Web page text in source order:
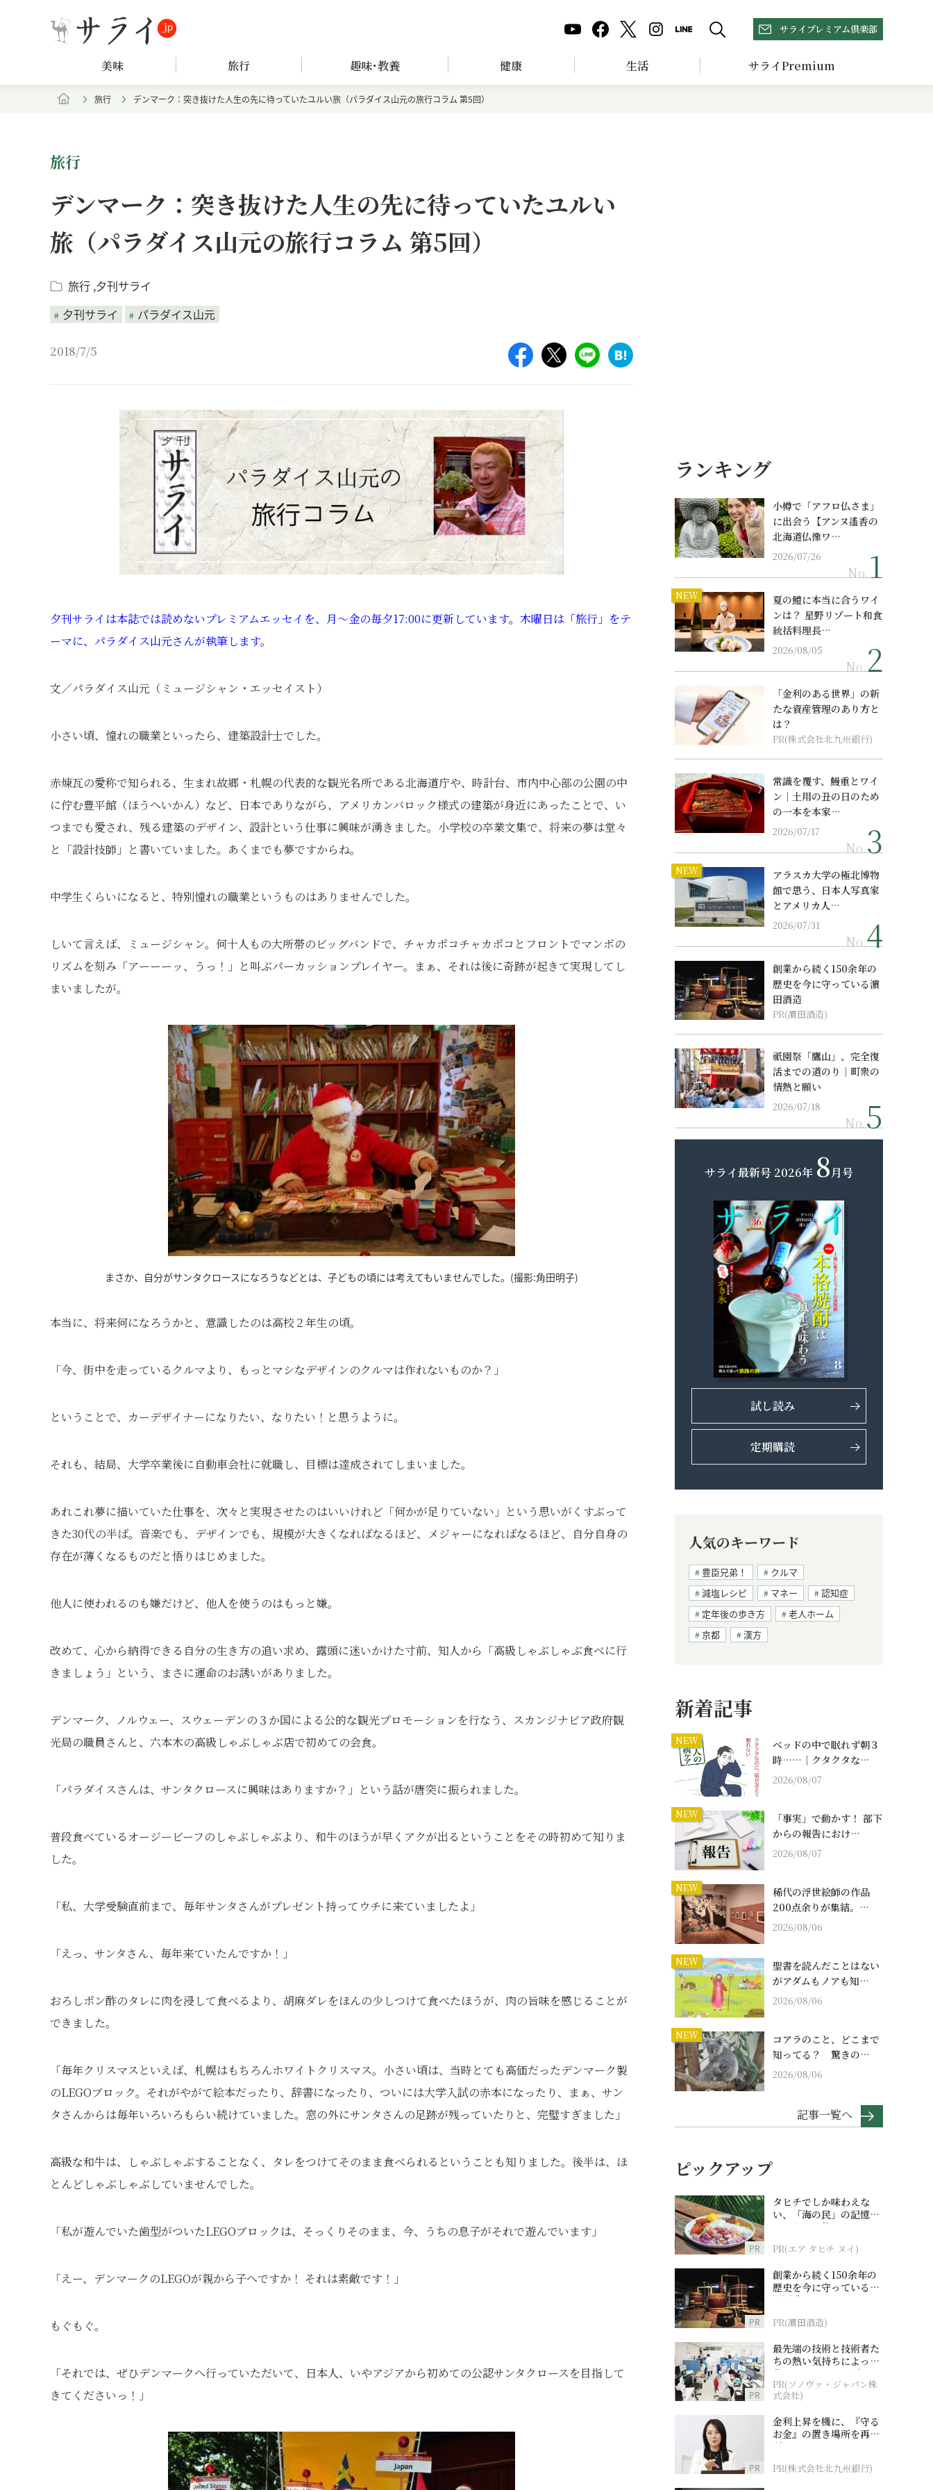
サライプレミアム倶楽部
美味 旅行 趣味･教養 健康 生活 サライPremium
旅行 デンマーク：突き抜けた人生の先に待っていたユルい旅（パラダイス山元の旅行コラム 第5回）
旅行
デンマーク：突き抜けた人生の先に待っていたユルい
旅（パラダイス山元の旅行コラム 第5回）
旅行 夕刊サライ
夕刊サライ
パラダイス山元
2018/7/5
夕刊サライは本誌では読めないプレミアムエッセイを、月～金の毎夕17:00に更新しています。木曜日は「旅行」をテ
ーマに、パラダイス山元さんが執筆します。
文／パラダイス山元（ミュージシャン・エッセイスト）
小さい頃、憧れの職業といったら、建築設計士でした。
赤煉瓦の愛称で知られる、生まれ故郷・札幌の代表的な観光名所である北海道庁や、時計台、市内中心部の公園の中
に佇む豊平館（ほうへいかん）など、日本でありながら、アメリカンバロック様式の建築が身近にあったことで、い
つまでも愛され、残る建築のデザイン、設計という仕事に興味が湧きました。小学校の卒業文集で、将来の夢は堂々
と「設計技師」と書いていました。あくまでも夢ですからね。
中学生くらいになると、特別憧れの職業というものはありませんでした。
しいて言えば、ミュージシャン。何十人もの大所帯のビッグバンドで、チャカポコチャカポコとフロントでマンボの
リズムを刻み「アーーーッ、うっ！」と叫ぶパーカッションプレイヤー。まぁ、それは後に奇跡が起きて実現してし
まいましたが。
まさか、自分がサンタクロースになろうなどとは、子どもの頃には考えてもいませんでした。(撮影:角田明子)
本当に、将来何になろうかと、意識したのは高校２年生の頃。
「今、街中を走っているクルマより、もっとマシなデザインのクルマは作れないものか？」
ということで、カーデザイナーになりたい、なりたい！と思うように。
それも、結局、大学卒業後に自動車会社に就職し、目標は達成されてしまいました。
あれこれ夢に描いていた仕事を、次々と実現させたのはいいけれど「何かが足りていない」という思いがくすぶって
きた30代の半ば。音楽でも、デザインでも、規模が大きくなればなるほど、メジャーになればなるほど、自分自身の
存在が薄くなるものだと悟りはじめました。
他人に使われるのも嫌だけど、他人を使うのはもっと嫌。
改めて、心から納得できる自分の生き方の追い求め、露頭に迷いかけた寸前、知人から「高級しゃぶしゃぶ食べに行
きましょう」という、まさに運命のお誘いがありました。
デンマーク、ノルウェー、スウェーデンの３か国による公的な観光プロモーションを行なう、スカンジナビア政府観
光局の職員さんと、六本木の高級しゃぶしゃぶ店で初めての会食。
「パラダイスさんは、サンタクロースに興味はありますか？」という話が唐突に振られました。
普段食べているオージービーフのしゃぶしゃぶより、和牛のほうが早くアクが出るということをその時初めて知りま
した。
「私、大学受験直前まで、毎年サンタさんがプレゼント持ってウチに来ていましたよ」
「えっ、サンタさん、毎年来ていたんですか！」
おろしポン酢のタレに肉を浸して食べるより、胡麻ダレをほんの少しつけて食べたほうが、肉の旨味を感じることが
できました。
「毎年クリスマスといえば、札幌はもちろんホワイトクリスマス。小さい頃は、当時とても高価だったデンマーク製
のLEGOブロック。それがやがて絵本だったり、辞書になったり、ついには大学入試の赤本になったり、まぁ、サン
タさんからは毎年いろいろもらい続けていました。窓の外にサンタさんの足跡が残っていたりと、完璧すぎました」
高級な和牛は、しゃぶしゃぶすることなく、タレをつけてそのまま食べられるということも知りました。後半は、ほ
とんどしゃぶしゃぶしていませんでした。
「私が遊んでいた歯型がついたLEGOブロックは、そっくりそのまま、今、うちの息子がそれで遊んでいます」
「えー、デンマークのLEGOが親から子へですか！ それは素敵です！」
もぐもぐ。
「それでは、ぜひデンマークへ行っていただいて、日本人、いやアジアから初めての公認サンタクロースを目指して
きてくださいっ！」
ランキング
小樽で「アフロ仏さま」
に出会う【アンヌ遙香の
北海道仏像ワ…
2026/07/26
No.
NEW
夏の鱧に本当に合うワイ
ンは？ 星野リゾート和食
統括料理長…
2026/08/05
No.
「金利のある世界」の新
たな資産管理のあり方と
は？
PR(株式会社北九州銀行)
常識を覆す、鰻重とワイ
ン｜土用の丑の日のため
の一本を本家…
2026/07/17
No.
NEW
アラスカ大学の極北博物
館で思う、日本人写真家
とアメリカ人…
2026/07/31
No.
創業から続く150余年の
歴史を今に守っている濵
田酒造
PR(濵田酒造)
祇園祭「鷹山」、完全復
活までの道のり｜町衆の
情熱と願い
2026/07/18
No.
サライ最新号 2026年 8月号
試し読み
定期購読
人気のキーワード
豊臣兄弟！
クルマ
減塩レシピ
マネー
認知症
定年後の歩き方
老人ホーム
京都
漢方
新着記事
NEW
ベッドの中で眠れず朝３
時……｜クタクタな…
2026/08/07
NEW
「事実」で動かす！ 部下
からの報告におけ…
2026/08/07
NEW
稀代の浮世絵師の作品
200点余りが集結。…
2026/08/06
NEW
聖書を読んだことはない
がアダムもノアも知…
2026/08/06
NEW
コアラのこと、どこまで
知ってる？ 驚きの…
2026/08/06
記事一覧へ
ピックアップ
PR
タヒチでしか味わえな
い、「海の民」の記憶へ
とつながる旅
PR(エア タヒチ ヌイ)
PR
創業から続く150余年の
歴史を今に守っている濵
田酒造
PR(濵田酒造)
PR
最先端の技術と技術者た
ちの熱い気持ちによって
作られているオーダーメ
イド補聴器
PR(ソノヴァ・ジャパン株
式会社)
PR
金利上昇を機に、『守る
お金』の置き場所を再検
討
PR(株式会社北九州銀行)